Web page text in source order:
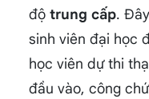
độ trung cấp.
sinh viên đại học
học viên dự thi
đầu vào, công